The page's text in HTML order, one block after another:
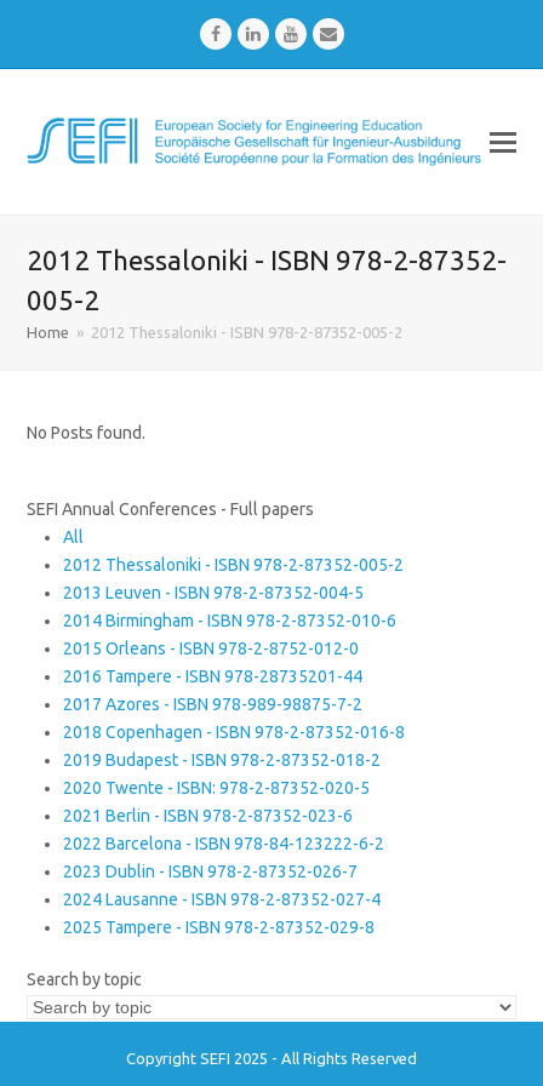
FacebookLinkedInYoutubeEmail
2012 Thessaloniki - ISBN 978-2-87352-
005-2
Home » 2012 Thessaloniki - ISBN 978-2-87352-005-2
No Posts found.
SEFI Annual Conferences - Full papers
All
2012 Thessaloniki - ISBN 978-2-87352-005-2
2013 Leuven - ISBN 978-2-87352-004-5
2014 Birmingham - ISBN 978-2-87352-010-6
2015 Orleans - ISBN 978-2-8752-012-0
2016 Tampere - ISBN 978-28735201-44
2017 Azores - ISBN 978-989-98875-7-2
2018 Copenhagen - ISBN 978-2-87352-016-8
2019 Budapest - ISBN 978-2-87352-018-2
2020 Twente - ISBN: 978-2-87352-020-5
2021 Berlin - ISBN 978-2-87352-023-6
2022 Barcelona - ISBN 978-84-123222-6-2
2023 Dublin - ISBN 978-2-87352-026-7
2024 Lausanne - ISBN 978-2-87352-027-4
2025 Tampere - ISBN 978-2-87352-029-8
Search by topic
Copyright SEFI 2025 - All Rights Reserved